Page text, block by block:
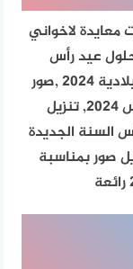
معايدة لاخواني
عيد رأس
السنة الميلادية 2024 ,صور
الكريسماس 2024, تنزيل
السنة الجديدة
صور بمناسبة